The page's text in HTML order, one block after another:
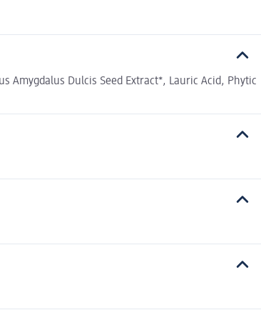
Amygdalus Dulcis Seed Extract*, Lauric Acid, Phytic